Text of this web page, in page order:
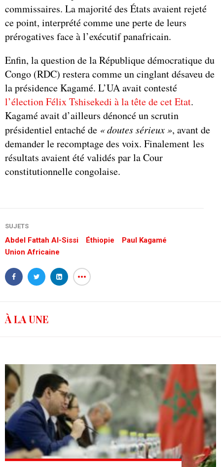
commissaires. La majorité des États avaient rejeté
ce point, interprété comme une perte de leurs
prérogatives face à l’exécutif panafricain.
Enfin, la question de la République démocratique du
Congo (RDC) restera comme un cinglant désaveu de
la présidence Kagamé. L’UA avait contesté
l’élection Félix Tshisekedi à la tête de cet Etat.
Kagamé avait d’ailleurs dénoncé un scrutin
présidentiel entaché de « doutes sérieux », avant de
demander le recomptage des voix. Finalement les
résultats avaient été validés par la Cour
constitutionnelle congolaise.
SUJETS
Abdel Fattah Al-Sissi Éthiopie
Paul Kagamé
Union Africaine
À LA UNE